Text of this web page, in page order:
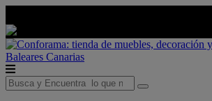
Baleares Canarias